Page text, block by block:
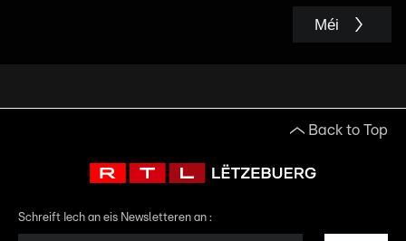
Méi
Back to Top
Schreift Iech an eis Newsletteren an :